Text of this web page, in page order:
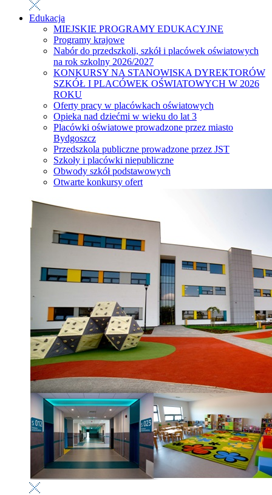
Edukacja
MIEJSKIE PROGRAMY EDUKACYJNE
Programy krajowe
Nabór do przedszkoli, szkół i placówek oświatowych
na rok szkolny 2026/2027
KONKURSY NA STANOWISKA DYREKTORÓW
SZKÓŁ I PLACÓWEK OŚWIATOWYCH W 2026
ROKU
Oferty pracy w placówkach oświatowych
Opieka nad dziećmi w wieku do lat 3
Placówki oświatowe prowadzone przez miasto
Bydgoszcz
Przedszkola publiczne prowadzone przez JST
Szkoły i placówki niepubliczne
Obwody szkół podstawowych
Otwarte konkursy ofert